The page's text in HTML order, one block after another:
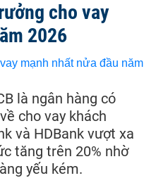
cho vay
2026
là ngân hàng có
cho vay khách
và HDBank vượt xa
tăng trên 20% nhờ
yếu kém.